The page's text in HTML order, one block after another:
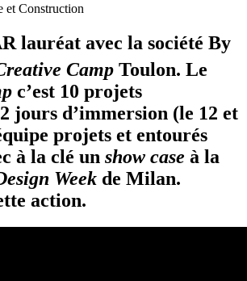
et Construction
lauréat avec la société By
Camp Toulon. Le
c’est 10 projets
jours d’immersion (le 12 et
projets et entourés
à la clé un show case à la
Week de Milan.
action.